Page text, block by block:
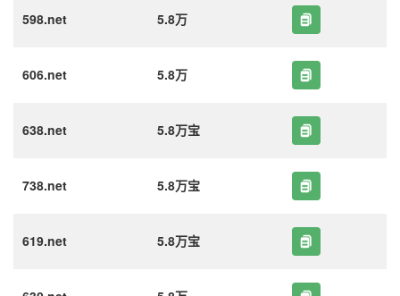
598.net 5.8万
606.net 5.8万
638.net 5.8万宝
738.net 5.8万宝
619.net 5.8万宝